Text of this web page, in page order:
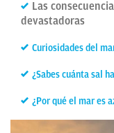
Las
devastadoras
Curiosidades del
¿Sabes cuánta sal
¿Por qué el mar es